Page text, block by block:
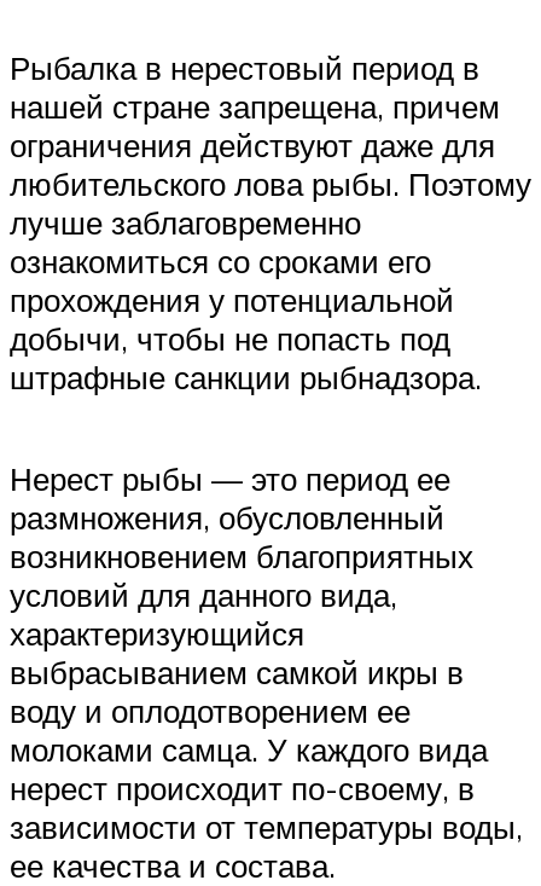
Рыбалка в нерестовый период в
нашей стране запрещена, причем
ограничения действуют даже для
любительского лова рыбы. Поэтому
лучше заблаговременно
ознакомиться со сроками его
прохождения у потенциальной
добычи, чтобы не попасть под
штрафные санкции рыбнадзора.
Нерест рыбы — это период ее
размножения, обусловленный
возникновением благоприятных
условий для данного вида,
характеризующийся
выбрасыванием самкой икры в
воду и оплодотворением ее
молоками самца. У каждого вида
нерест происходит по-своему, в
зависимости от температуры воды,
ее качества и состава.